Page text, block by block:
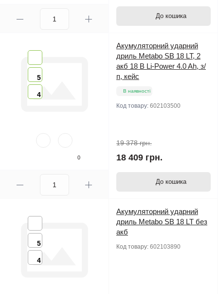
До кошика
5
4
0
Акумуляторний ударний
дриль Metabo SB 18 LT, 2
акб 18 В Li-Power 4.0 Ah, з/
п, кейс
В наявності
Код товару: 602103500
19 378 грн.
18 409 грн.
До кошика
5
4
Акумуляторний ударний
дриль Metabo SB 18 LT без
акб
Код товару: 602103890